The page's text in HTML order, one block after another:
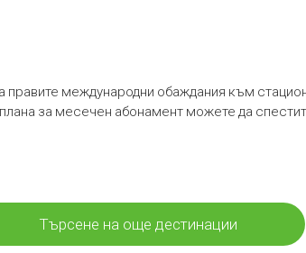
правите международни обаждания към
за месечен абонамент можете да
Търсене на още дестинации